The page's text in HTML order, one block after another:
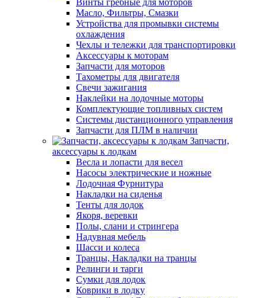
Винты гребные для моторов
Масло, Фильтры, Смазки
Устройства для промывки системы
охлаждения
Чехлы и тележки для транспортировки
Аксессуары к моторам
Запчасти для моторов
Тахометры для двигателя
Свечи зажигания
Наклейки на лодочные моторы
Комплектующие топливных систем
Системы дистанционного управления
Запчасти для ПЛМ в наличии
Запчасти,
аксессуары к лодкам
Весла и лопасти для весел
Насосы электрические и ножные
Лодочная Фурнитура
Накладки на сиденья
Тенты для лодок
Якоря, веревки
Полы, слани и стрингера
Надувная мебель
Шасси и колеса
Транцы, Накладки на транцы
Релинги и тарги
Сумки для лодок
Коврики в лодку